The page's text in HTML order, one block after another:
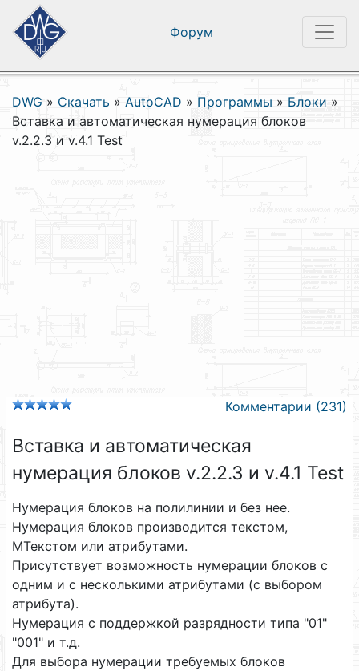
Форум
DWG » Скачать » AutoCAD » Программы » Блоки »
Вставка и автоматическая нумерация блоков
v.2.2.3 и v.4.1 Test
Комментарии (231)
Вставка и автоматическая
нумерация блоков v.2.2.3 и v.4.1 Test
Нумерация блоков на полилинии и без нее.
Нумерация блоков производится текстом,
МТекстом или атрибутами.
Присутствует возможность нумерации блоков с
одним и с несколькими атрибутами (с выбором
атрибута).
Нумерация с поддержкой разрядности типа "01"
"001" и т.д.
Для выбора нумерации требуемых блоков